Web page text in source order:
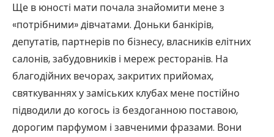
Ще в юності мати почала знайомити мене з
«потрібними» дівчатами. Доньки банкірів,
депутатів, партнерів по бізнесу, власників елітних
салонів, забудовників і мереж ресторанів. На
благодійних вечорах, закритих прийомах,
святкуваннях у заміських клубах мене постійно
підводили до когось із бездоганною поставою,
дорогим парфумом і завченими фразами. Вони